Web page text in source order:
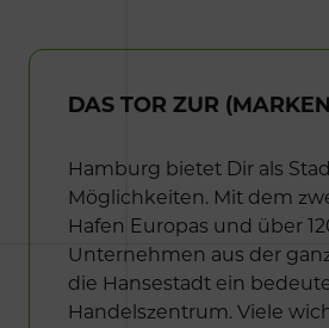
DAS TOR ZUR
Hamburg bietet Dir als
Möglichkeiten. Mit dem
Hafen Europas und über
Unternehmen aus der
die Hansestadt ein
Handelszentrum. Viele